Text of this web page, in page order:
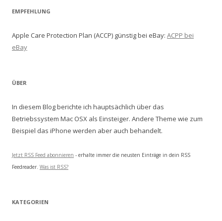
EMPFEHLUNG
Apple Care Protection Plan (ACCP) günstig bei eBay: ACPP bei
eBay
ÜBER
In diesem Blog berichte ich hauptsächlich über das
Betriebssystem Mac OSX als Einsteiger. Andere Theme wie zum
Beispiel das iPhone werden aber auch behandelt.
Jetzt RSS Feed abonnieren - erhalte immer die neusten Einträge in dein RSS
Feedreader. Was ist RSS?
KATEGORIEN